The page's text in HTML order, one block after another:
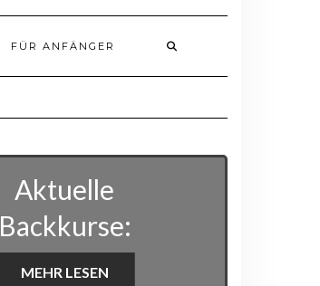
FÜR ANFÄNGER
Aktuelle
Backkurse:
MEHR LESEN